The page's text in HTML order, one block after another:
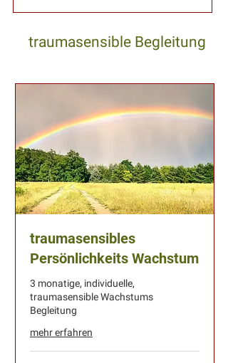
traumasensible Begleitung
traumasensibles
Persönlichkeits Wachstum
3 monatige, individuelle,
traumasensible Wachstums
Begleitung
mehr erfahren